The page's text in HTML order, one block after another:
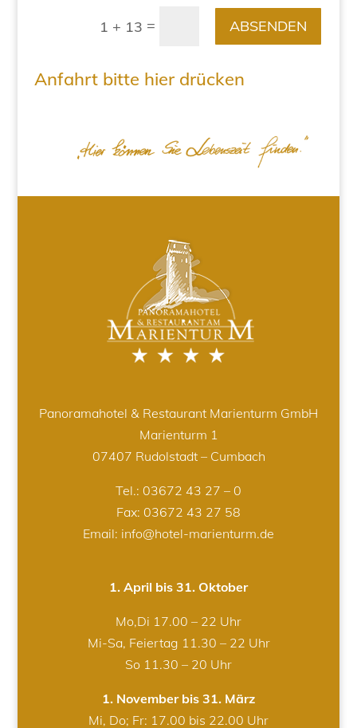
1 + 13 = ABSENDEN
Anfahrt bitte hier drücken
Panoramahotel & Restaurant Marienturm GmbH
Marienturm 1
07407 Rudolstadt – Cumbach
Tel.: 03672 43 27 – 0
Fax: 03672 43 27 58
Email: info@hotel-marienturm.de
1. April bis 31. Oktober
Mo,Di 17.00 – 22 Uhr
Mi-Sa, Feiertag 11.30 – 22 Uhr
So 11.30 – 20 Uhr
1. November bis 31. März
Mi, Do; Fr: 17.00 bis 22.00 Uhr